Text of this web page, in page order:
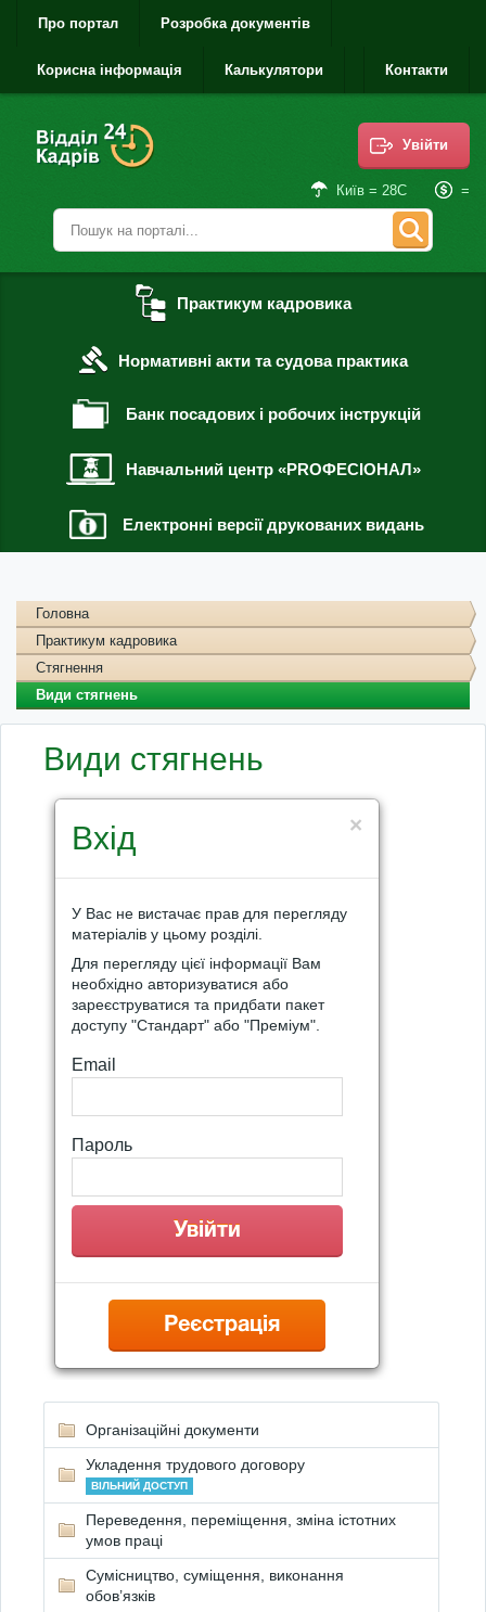
Про портал Розробка документів
Корисна інформація Калькулятори Контакти
Увійти
Київ = 28С =
Практикум кадровика
Нормативні акти та судова практика
Банк посадових і робочих інструкцій
Навчальний центр «PROФЕСІОНАЛ»
Електронні версії друкованих видань
Головна
Практикум кадровика
Стягнення
Види стягнень
Види стягнень
×
Вхід
У Вас не вистачає прав для перегляду
матеріалів у цьому розділі.
Для перегляду цієї інформації Вам
необхідно авторизуватися або
зареєструватися та придбати пакет
доступу "Стандарт" або "Преміум".
Email
Пароль
Реєстрація
Організаційні документи
Укладення трудового договору
ВІЛЬНИЙ ДОСТУП
Переведення, переміщення, зміна істотних
умов праці
Сумісництво, суміщення, виконання
обов’язків